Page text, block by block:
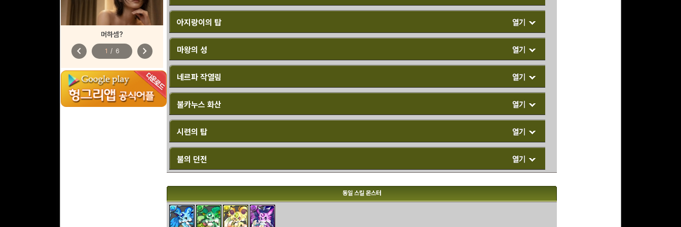
머하셈?
chevron_left 1 / 6 chevron_right
아지랑이의 탑
마왕의 성
네르파 작열림
불카누스 화산
시련의 탑
불의 던전
동일 스킬 몬스터